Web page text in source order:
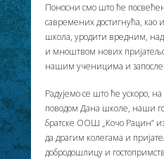
Поносни смо што ће
савремених достигнућа, као
школа, уродити вредним,
и мноштвом нових
нашим ученицима и
Радујемо се што ће ускоро,
поводом Дана школе, наши
братске ООШ „Кочо Рацин“
да драгим колегама и
добродошлицу и